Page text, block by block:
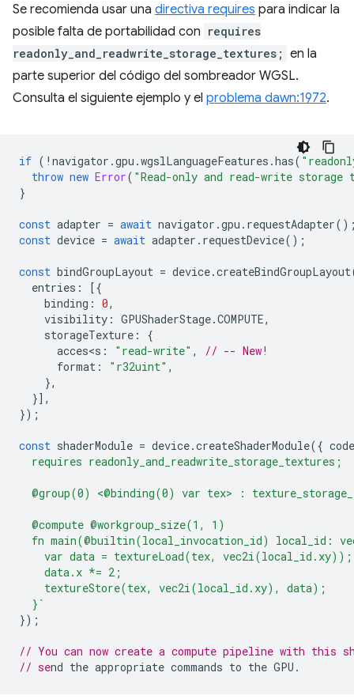
Se recomienda usar una directiva requires para indicar la
posible falta de portabilidad con requires
readonly_and_readwrite_storage_textures; en la
parte superior del código del sombreador WGSL.
Consulta el siguiente ejemplo y el problema dawn:1972.
if ( ! navigator .gpu .wgslLanguageFeatures .has(
throw new Error( "Read-only and read-write
}
const adapter = await navigator .gpu . requestAdapter
const device = await adapter . requestDevice();
const bindGroupLayout = device.createBindGroupLayout
entries :
[{
binding : 0,
visibility : GPUShaderStage.COMPUTE,
storageTexture :
{
acces<s : "read-write" ,
// -- New!
format : "r32uint" ,
},
}],
});
const shaderModule = device.createShaderModule({ code
  requires readonly_and_readwrite_storage_textures;
@group(0) <@binding(0) var tex> :
  @compute @workgroup_size(1, 1)
fn main(@builtin(local_invocation_id) local_id:
    var data = textureLoad(tex, vec2i(local_id.xy));
    data.x *= 2;
    textureStore(tex, vec2i(local_id.xy), data);
  }`
});
// You can now create a compute pipeline with this
// se